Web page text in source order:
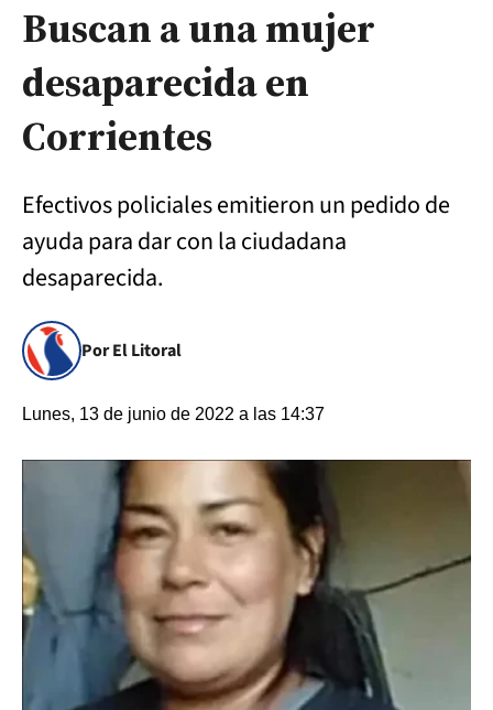
Buscan a una mujer
desaparecida en
Corrientes
Efectivos policiales emitieron un pedido de
ayuda para dar con la ciudadana
desaparecida.
Por El Litoral
Lunes, 13 de junio de 2022 a las 14:37